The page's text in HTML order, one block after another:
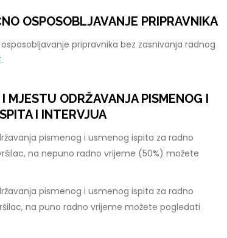
OSPOSOBLJAVANJE PRIPRAVNIKA
pripravnika bez zasnivanja radnog
MJESTU ODRŽAVANJA PISMENOG I
I INTERVJUA
pismenog i usmenog ispita za radno
na nepuno radno vrijeme (50%) možete
pismenog i usmenog ispita za radno
na puno radno vrijeme možete pogledati